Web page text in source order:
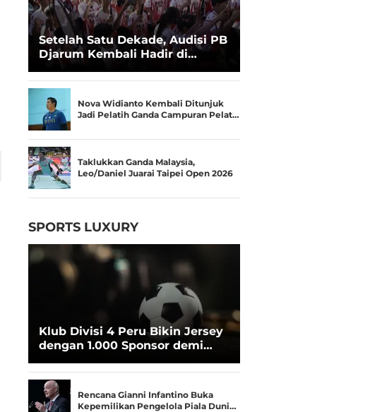
Setelah Satu Dekade, Audisi PB
Djarum Kembali Hadir di
Talenta Super
Nova Widianto Kembali Ditunjuk
Jadi Pelatih Ganda Campuran Pelat…
Taklukkan Ganda Malaysia,
Leo/Daniel Juarai Taipei Open 2026
SPORTS LUXURY
Klub Divisi 4 Peru Bikin Jersey
dengan 1.000 Sponsor demi
Rencana Gianni Infantino Buka
Kepemilikan Pengelola Piala Duni…